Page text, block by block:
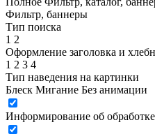
Фильтр, баннеры
Тип поиска
1 2
Оформление заголовка и
1 2 3 4
Тип наведения на картинки
Блеск Мигание Без анимации
Информирование об